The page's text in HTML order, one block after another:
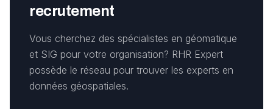
recrutement
Vous cherchez des spécialistes en géomatique
et SIG pour votre organisation? RHR Expert
possède le réseau pour trouver les experts en
données géospatiales.